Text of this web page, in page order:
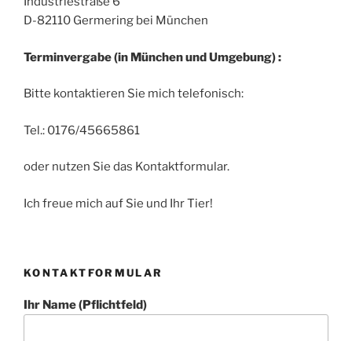
D-82110 Germering bei München
Terminvergabe (in München und Umgebung):
Bitte kontaktieren Sie mich telefonisch:
Tel.: 0176/45665861
oder nutzen Sie das Kontaktformular.
Ich freue mich auf Sie und Ihr Tier!
KONTAKTFORMULAR
Ihr Name (Pflichtfeld)